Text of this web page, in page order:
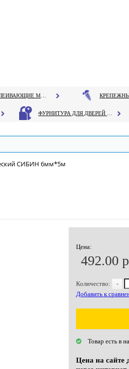
СИБИН 6мм*5м
Цена:
492.00
Количество: -
Добавить к
Товар есть в
Цена на сайте